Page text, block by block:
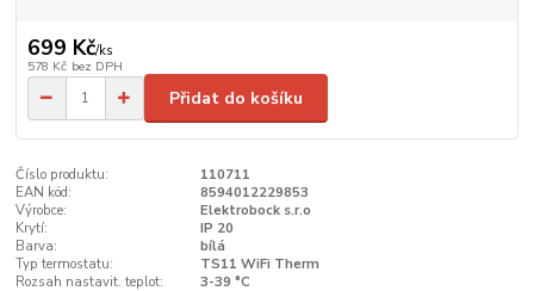
699 Kč/ks
578 Kč bez DPH
Přidat do košíku
Číslo produktu:
110711
EAN kód:
8594012229853
Výrobce:
Elektrobock s.r.o
Krytí:
IP 20
Barva:
bílá
Typ termostatu:
TS11 WiFi Therm
Rozsah nastavit. teplot:
3-39 °C